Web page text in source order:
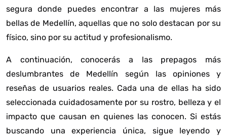
segura donde puedes encontrar a las mujeres más
bellas de Medellín, aquellas que no solo destacan por su
físico, sino por su actitud y profesionalismo.
A continuación, conocerás a las prepagos más
deslumbrantes de Medellín según las opiniones y
reseñas de usuarios reales. Cada una de ellas ha sido
seleccionada cuidadosamente por su rostro, belleza y el
impacto que causan en quienes las conocen. Si estás
buscando una experiencia única, sigue leyendo y